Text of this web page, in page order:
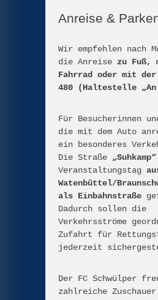
Anreise &
Wir empfehlen nach
die Anreise zu Fuß,
Fahrrad oder mit
480 (Haltestelle „An
Für Besucherinnen
die mit dem Auto
ein besonderes
Die Straße „Suhkamp“
Veranstaltungstag
Watenbüttel/
als Einbahnstraße
Dadurch sollen die
Verkehrsströme
Zufahrt für
jederzeit
Der FC Schwülper
zahlreiche